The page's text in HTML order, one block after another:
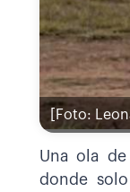
[Foto:
Una ola
donde